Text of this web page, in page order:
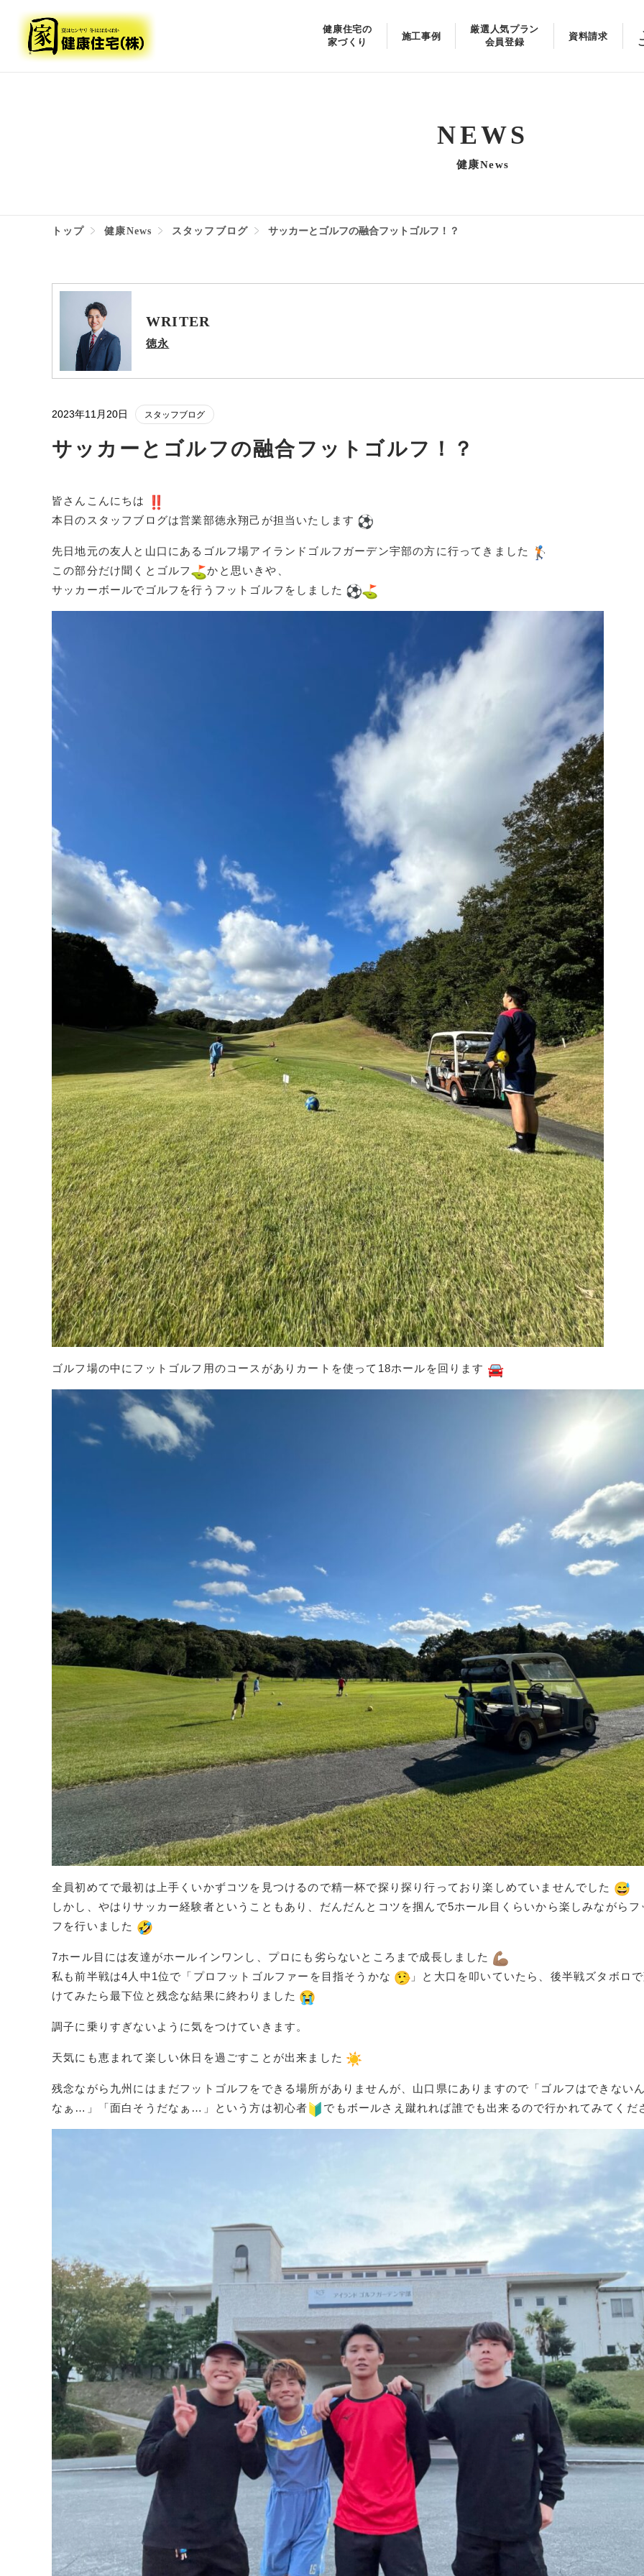
健康住宅の
家づくり
施工事例
厳選人気プラン
会員登録
資料請求
NEWS
健康News
トップ 健康News スタッフブログ サッカーとゴルフの融合フットゴルフ！？
WRITER
徳永
2023年11月20日 スタッフブログ
サッカーとゴルフの融合フットゴルフ！？
皆さんこんにちは
本日のスタッフブログは営業部徳永翔己が担当いたします
先日地元の友人と山口にあるゴルフ場アイランドゴルフガーデン宇部の方に行ってきました
この部分だけ聞くとゴルフ
かと思いきや、
サッカーボールでゴルフを行うフットゴルフをしました
ゴルフ場の中にフットゴルフ用のコースがありカートを使って18ホールを回ります
全員初めてで最初は上手くいかずコツを見つけるので精一杯で探り探り行っており楽しめていませんでした
しかし、やはりサッカー経験者ということもあり、だんだんとコツを掴んで5ホール目くらいから楽しみながらフ
フを行いました
7ホール目には友達がホールインワンし、プロにも劣らないところまで成長しました
私も前半戦は4人中1位で「プロフットゴルファーを目指そうかな
」と大口を叩いていたら、後半戦ズタボロ
けてみたら最下位と残念な結果に終わりました
調子に乗りすぎないように気をつけていきます。
天気にも恵まれて楽しい休日を過ごすことが出来ました
残念ながら九州にはまだフットゴルフをできる場所がありませんが、山口県にありますので「ゴルフはできない
なぁ…」「面白そうだなぁ…」という方は初心者
でもボールさえ蹴れれば誰でも出来るので行かれてみてくだ